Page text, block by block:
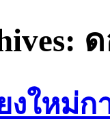
งใหม่